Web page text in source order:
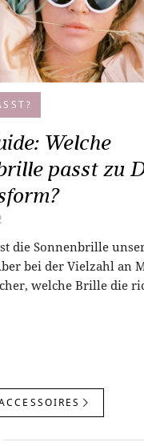
Welche
passt zu
die Sonnenbrille
bei der Vielzahl an
welche Brille die